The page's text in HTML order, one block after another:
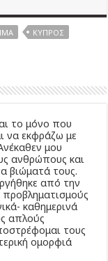
ΚΎΠΡΟΣ
το μόνο που
να εκφράζω με
μου
ανθρώπους και
βιώματά τους.
από την
καθημερινά
απλούς
τους
ομορφιά